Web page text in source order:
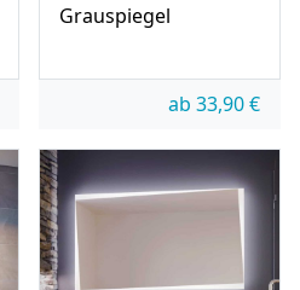
Grauspiegel
ab 33,90€